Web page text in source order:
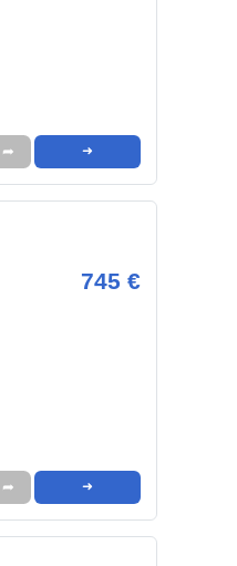
➦ ➜
745 €
➦ ➜